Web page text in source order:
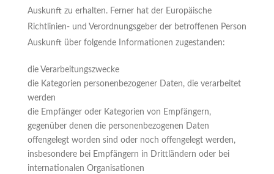
Auskunft zu erhalten. Ferner hat der Europäische
Richtlinien- und Verordnungsgeber der betroffenen Person
Auskunft über folgende Informationen zugestanden:
die Verarbeitungszwecke
die Kategorien personenbezogener Daten, die verarbeitet
werden
die Empfänger oder Kategorien von Empfängern,
gegenüber denen die personenbezogenen Daten
offengelegt worden sind oder noch offengelegt werden,
insbesondere bei Empfängern in Drittländern oder bei
internationalen Organisationen